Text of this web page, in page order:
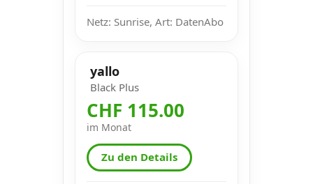
Netz: Sunrise, Art: DatenAbo
yallo
Black Plus
CHF 115.00
im Monat
Zu den Details